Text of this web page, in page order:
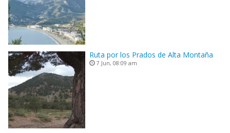
Ruta por los Prados de Alta Montaña
7 Jun, 08:09 am